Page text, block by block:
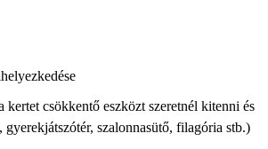
kertet csökkentő eszközt szeretnél kitenni és
gyerekjátszótér, szalonnasütő, filagória stb.)